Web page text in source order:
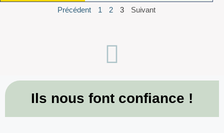
Précédent 1 2 3 Suivant
Ils nous font confiance !